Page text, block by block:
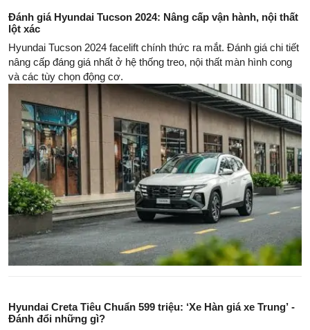
Đánh giá Hyundai Tucson 2024: Nâng cấp vận hành, nội thất
lột xác
Hyundai Tucson 2024 facelift chính thức ra mắt. Đánh giá chi tiết
nâng cấp đáng giá nhất ở hệ thống treo, nội thất màn hình cong
và các tùy chọn động cơ.
Hyundai Creta Tiêu Chuẩn 599 triệu: ‘Xe Hàn giá xe Trung’ -
Đánh đổi những gì?